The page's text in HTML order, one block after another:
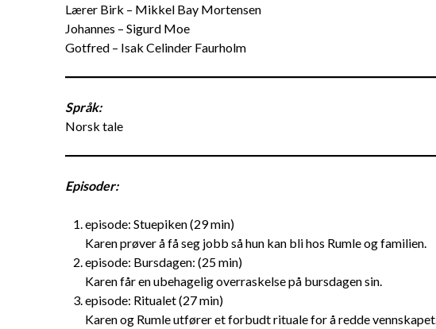
Lærer Birk – Mikkel Bay Mortensen
Johannes – Sigurd Moe
Gotfred – Isak Celinder Faurholm
Språk:
Norsk tale
Episoder:
episode: Stuepiken (29 min)
Karen prøver å få seg jobb så hun kan bli hos Rumle og familien.
episode: Bursdagen: (25 min)
Karen får en ubehagelig overraskelse på bursdagen sin.
episode: Ritualet (27 min)
Karen og Rumle utfører et forbudt rituale for å redde vennskapet.